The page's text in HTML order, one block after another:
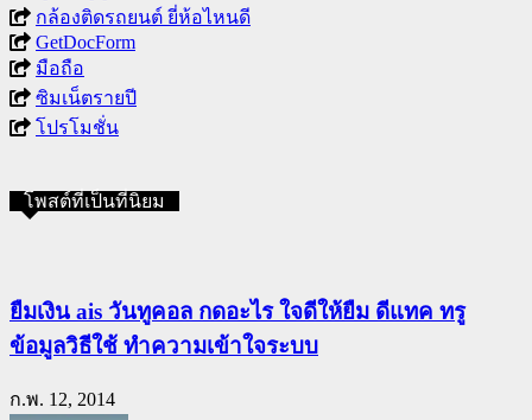
กล้องติดรถยนต์ ยี่ห้อไหนดี
GetDocForm
มือถือ
ซิมเน็ตรายปี
โปรโมชั่น
โพสต์ที่เป็นที่นิยม
ยืมเงิน ais วันทูคอล กดอะไร ใจดีให้ยืม ดีแทค ทรู
ข้อมูลวิธีใช้ ทำความเข้าใจระบบ
ก.พ. 12, 2014